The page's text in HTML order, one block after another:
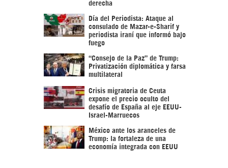
derecha
Día del Periodista: Ataque al
consulado de Mazar-e-Sharif y
periodista iraní que informó bajo
fuego
“Consejo de la Paz” de Trump:
Privatización diplomática y farsa
multilateral
Crisis migratoria de Ceuta
expone el precio oculto del
desafío de España al eje EEUU-
Israel-Marruecos
México ante los aranceles de
Trump: la fortaleza de una
economía integrada con EEUU